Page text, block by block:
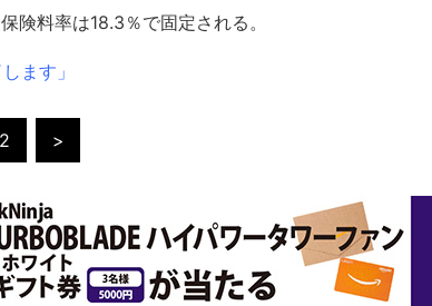
険料率は18.3％で固定される。
ます」
2 >